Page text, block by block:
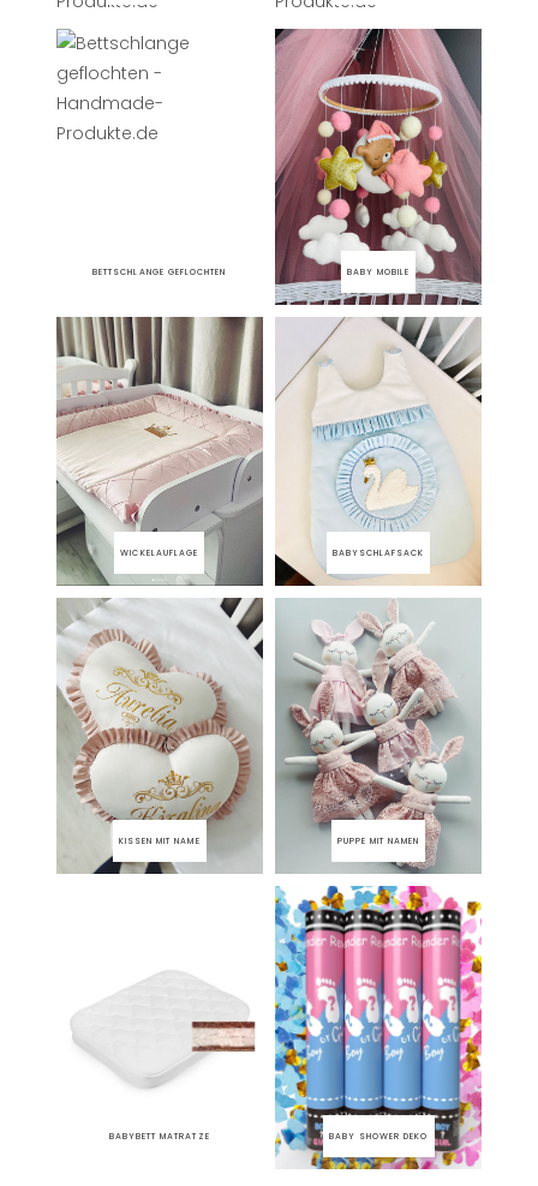
BETTSCHLANGE GEFLOCHTEN BABY MOBILE
WICKELAUFLAGE BABYSCHLAFSACK
KISSEN MIT NAME PUPPE MIT NAMEN
BABYBETT MATRATZE BABY SHOWER DEKO